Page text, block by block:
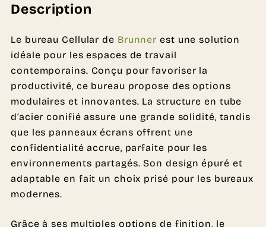
Description
Le bureau Cellular de Brunner est une solution
idéale pour les espaces de travail
contemporains. Conçu pour favoriser la
productivité, ce bureau propose des options
modulaires et innovantes. La structure en tube
d’acier conifié assure une grande solidité, tandis
que les panneaux écrans offrent une
confidentialité accrue, parfaite pour les
environnements partagés. Son design épuré et
adaptable en fait un choix prisé pour les bureaux
modernes.
Grâce à ses multiples options de finition, le